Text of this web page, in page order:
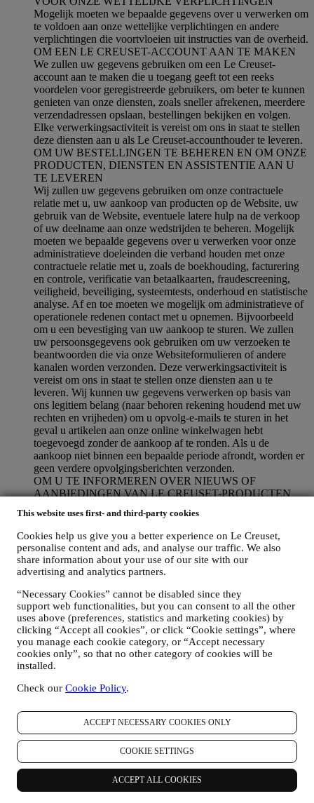
This website uses first- and third-party cookies
Cookies help us give you a better experience on Le Creuset,
personalise content and ads, and analyse our traffic. We also
share information about your use of our site with our
advertising and analytics partners.
“Necessary Cookies” cannot be disabled since they
support web functionalities, but you can consent to all the other
uses above (preferences, statistics and marketing cookies) by
clicking “Accept all cookies”, or click “Cookie settings”, where
you manage each cookie category, or “Accept necessary
cookies only”, so that no other category of cookies will be
installed.
Check our Cookie Policy.
ACCEPT NECESSARY COOKIES ONLY
COOKIE SETTINGS
ACCEPT ALL COOKIES
Mogelijk moeten we bepaalde gegevens over u verwerken om
te voldoen aan onze wettelijke verplichtingen en andere
verplichtingen die voortvloeien uit instructies van de overheid.
OM EEN LE CREUSET-ACCOUNT AAN TE MAKEN
We zullen uw gegevens gebruiken om een Le Creuset-
account aan te maken die u toegang geeft tot een reeks
voordelen voor geregistreerde gebruikers, om beter te kunnen
genieten van onze diensten, zoals sneller afrekenen, meerdere
verzendadressen opslaan, bestellingen bekijken en volgen.
Elke verwerkingsactiviteit is vereist om ons in staat te stellen
deze diensten aan u als Le Creuset-accounthouder te leveren.
OM UW BESTELLINGEN TE BEHEREN EN OM ONZE
PRODUCTEN, DIENSTEN EN ASSISTENTIE AAN U
TE LEVEREN
Wij zullen uw gegevens gebruiken om onze contractuele
relatie met u, uw aankoop van producten op de Website, uw
gebruik van de Website, eventuele latere hulp na de verkoop
of uw deelname aan onze wedstrijden te beheren. Mogelijk
moeten we bepaalde gegevens over u verwerken voor onze
administratieve doeleinden die verband houden met onze
contractuele relatie met u, zoals de boekhouding, facturering
en controle, verificatie van betaalkaarten, fraudescreening,
veiligheid, beveiliging, systeemtests, onderhoud en statistische
analyse. Af en toe moeten we mogelijk om administratieve of
operationele redenen contact met u opnemen. Bijvoorbeeld
om u een bevestiging van uw aankoop te sturen. We zullen
uw persoonsgegevens ook gebruiken om uw verzoeken te
beantwoorden die via onze Websiteformulieren of andere
kanalen worden verzonden. Deze verwerkingsactiviteit is
vereist om ons in staat te stellen onze diensten aan u te
leveren. Wij kunnen uw gegevens verwerken op basis van
ons legitiem belang (naar behoren rekening houdend met uw
rechten en vrijheden) om u opvolg-e-mails te sturen in het
geval u artikelen aan onze online winkelwagen hebt
toegevoegd zonder de aankoop af te ronden. Als u de
aankoop niet binnen een bepaalde periode afrondt, worden er
geen verdere opvolgingsberichten verzonden.
OM U TE INFORMEREN OVER NIEUWS OF
AANBIEDINGEN VAN LE CREUSET-PRODUCTEN
door u aan te melden voor onze nieuwsbrief wanneer u een
account aanmaakt op de Website), dan zullen wij u
gepersonaliseerde marketingcommunicatie en nieuws sturen
over initiatieven met betrekking tot Le Creuset die worden
gepromoot door de dochterondernemingen van de groep, en
voorkeuren. Wij zullen contact met u opnemen via e-mail, sms
of sociale media, maar ook via geautomatiseerde middelen.
Dergelijke communicatie zal betrekking hebben op Le
Creuset-producten of op nieuwe winkelopeningen, exclusieve
evenementen, wedstrijden, enquêtes, demonstraties die
worden georganiseerd door Le Creuset of speciale
aanbiedingen die u misschien leuk vindt. Deze communicatie
kan voor u worden geselecteerd of op maat worden gemaakt
op basis van de gegevens die we over u hebben, zoals uw
onze producten. Wij zullen uw gegevens gebruiken om uw
interesses beter te begrijpen. Dit stelt ons in staat om onze
communicatie te personaliseren om deze relevanter en
interessanter te maken. Er zullen geen andere gevolgen zijn.
Wij verzamelen ook statistieken over het openen van e-mail
en klikgedrag met behulp van de in de sector gangbare